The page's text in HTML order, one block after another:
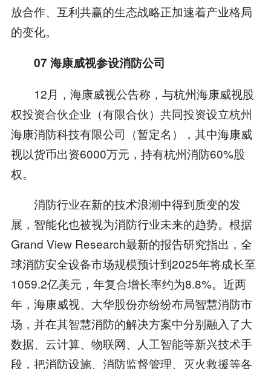
放合作、互利共赢的生态战略正加速着产业格局
的变化。
07 海康威视参设消防公司
12月，海康威视公告称，与杭州海康威视股
权投资合伙企业（有限合伙）共同投资设立杭州
海康消防科技有限公司（暂定名），其中海康威
视以货币出资6000万元，持有杭州消防60%股
权。
消防行业在新的技术浪潮中得到质变的发
展，智能化也被视为消防行业未来的趋势。根据
Grand View Research最新的报告研究指出，全
球消防安全设备市场规模预计到2025年将成长至
1059.2亿美元，年复合增长率约为8.8%。近两
年，海康威视、大华股份亦纷纷布局智慧消防市
场，并在其智慧消防的解决方案中分别融入了大
数据、云计算、物联网、人工智能等新兴技术手
段，把消防设施、消防监督管理、灭火救援等各